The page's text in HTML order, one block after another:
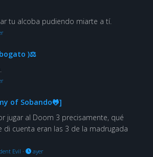
tu alcoba pudiendo miarte a tí.
)⚖
of Sobando🐸]
jugar al Doom 3 precisamente, qué
di cuenta eran las 3 de la madrugada
Evil · ayer